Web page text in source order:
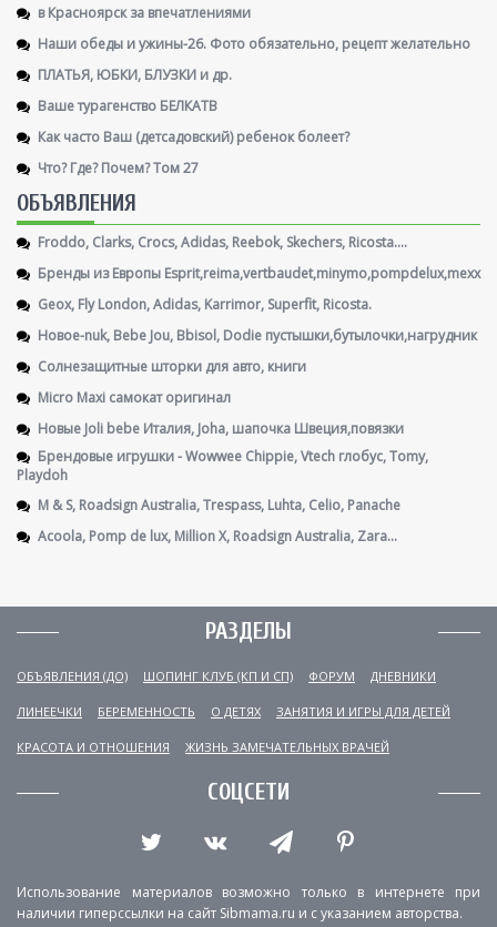
в Красноярск за впечатлениями
Наши обеды и ужины-26. Фото обязательно, рецепт желательно
ПЛАТЬЯ, ЮБКИ, БЛУЗКИ и др.
Ваше турагенство БЕЛКАТВ
Как часто Ваш (детсадовский) ребенок болеет?
Что? Где? Почем? Том 27
ОБЪЯВЛЕНИЯ
Froddo, Clarks, Crocs, Adidas, Reebok, Skechers, Ricosta....
Бренды из Европы Esprit,reima,vertbaudet,minymo,pompdelux,mexx
Geox, Fly London, Adidas, Karrimor, Superfit, Ricosta.
Новое-nuk, Bebe Jou, Bbisol, Dodie пустышки,бутылочки,нагрудник
Солнезащитные шторки для авто, книги
Micro Maxi самокат оригинал
Новые Joli bebe Италия, Joha, шапочка Швеция,повязки
Брендовые игрушки - Wowwee Chippie, Vtech глобус, Tomy,
Playdoh
М & S, Roadsign Australia, Trespass, Luhta, Celio, Panache
Acoola, Pomp de lux, Million X, Roadsign Australia, Zara...
РАЗДЕЛЫ
ОБЪЯВЛЕНИЯ (ДО) ШОПИНГ КЛУБ (КП И СП) ФОРУМ ДНЕВНИКИ
ЛИНЕЕЧКИ БЕРЕМЕННОСТЬ О ДЕТЯХ ЗАНЯТИЯ И ИГРЫ ДЛЯ ДЕТЕЙ
КРАСОТА И ОТНОШЕНИЯ ЖИЗНЬ ЗАМЕЧАТЕЛЬНЫХ ВРАЧЕЙ
СОЦСЕТИ
Использование материалов возможно только в интернете при
наличии гиперссылки на сайт Sibmama.ru и с указанием авторства.